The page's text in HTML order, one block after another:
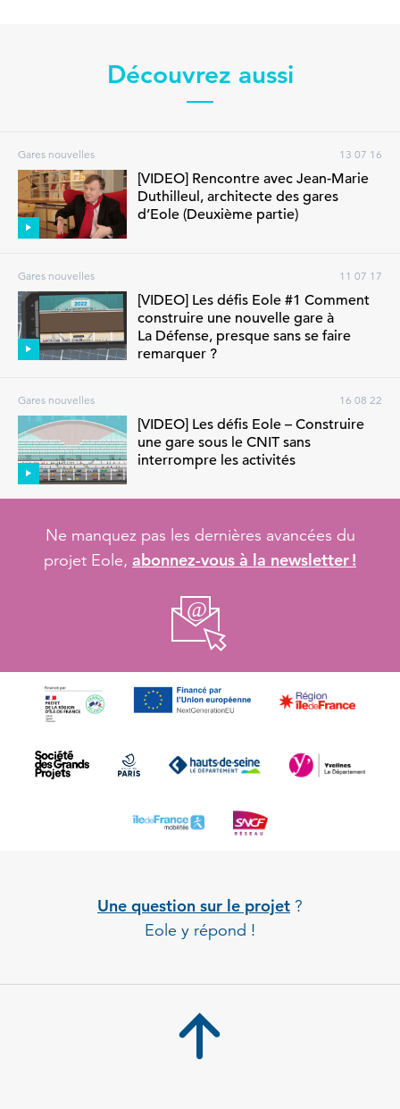
Découvrez aussi
Gares nouvelles 13 07 16
[VIDEO] Rencontre avec Jean-Marie
Duthilleul, architecte des gares
d’Eole (Deuxième partie)
Gares nouvelles 11 07 17
[VIDEO] Les défis Eole #1 Comment
construire une nouvelle gare à
La Défense, presque sans se faire
remarquer ?
Gares nouvelles 16 08 22
[VIDEO] Les défis Eole – Construire
une gare sous le CNIT sans
interrompre les activités
Ne manquez pas les dernières avancées du
projet Eole, abonnez-vous à la newsletter !
Une question sur le projet ?
Eole y répond !